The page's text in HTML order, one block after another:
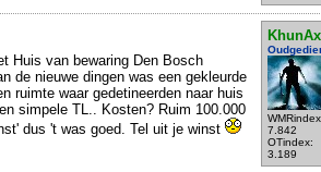
7.842
OTindex:
3.189
Huis van bewaring Den Bosch
de nieuwe dingen was een gekleurde
ruimte waar gedetineerden naar huis
simpele TL.. Kosten? Ruim 100.000
dus 't was goed. Tel uit je winst